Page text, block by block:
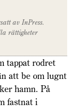
av InPress.
rättigheter
tappat rodret
att be om lugnt
hamn. På
fastnat i